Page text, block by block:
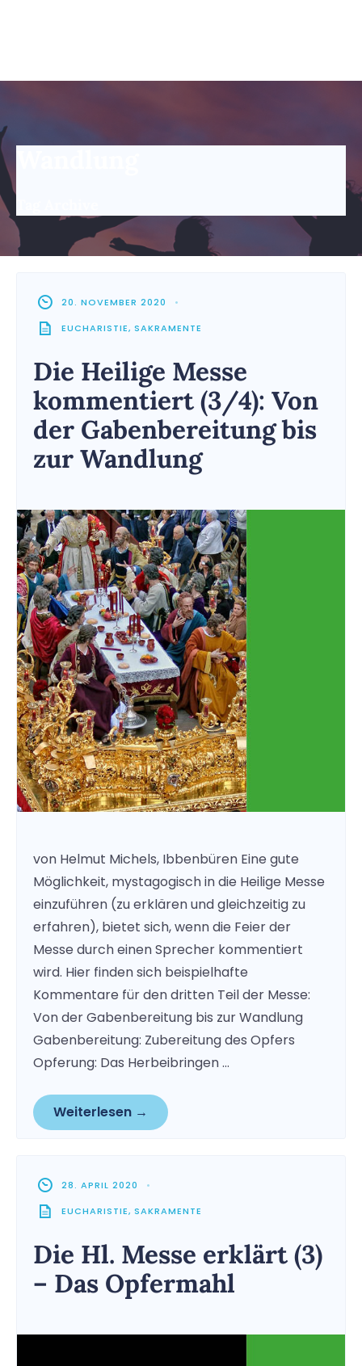
20. NOVEMBER 2020
•
EUCHARISTIE, SAKRAMENTE
Die Heilige Messe
kommentiert (3/4): Von
der Gabenbereitung bis
zur Wandlung
von Helmut Michels, Ibbenbüren Eine gute
Möglichkeit, mystagogisch in die Heilige Messe
einzuführen (zu erklären und gleichzeitig zu
erfahren), bietet sich, wenn die Feier der
Messe durch einen Sprecher kommentiert
wird. Hier finden sich beispielhafte
Kommentare für den dritten Teil der Messe:
Von der Gabenbereitung bis zur Wandlung
Gabenbereitung: Zubereitung des Opfers
Opferung: Das Herbeibringen …
Weiterlesen →
28. APRIL 2020
•
EUCHARISTIE, SAKRAMENTE
Die Hl. Messe erklärt (3)
– Das Opfermahl